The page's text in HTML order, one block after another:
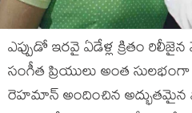
ఎప్పుడో ఇరవై ఏడేళ్ల క్రితం
సంగీత ప్రియులు అంత
రెహమాన్ అందించిన అద్భుతమైన